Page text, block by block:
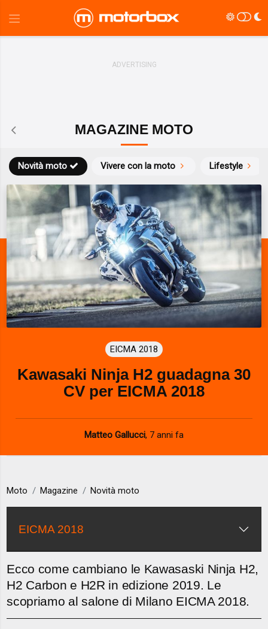
MAGAZINE MOTO
Novità moto Vivere con la moto Lifestyle
EICMA 2018
Kawasaki Ninja H2 guadagna 30
CV per EICMA 2018
Matteo Gallucci, 7 anni fa
Moto Magazine Novità moto
EICMA 2018
Ecco come cambiano le Kawasaski Ninja H2,
H2 Carbon e H2R in edizione 2019. Le
scopriamo al salone di Milano EICMA 2018.